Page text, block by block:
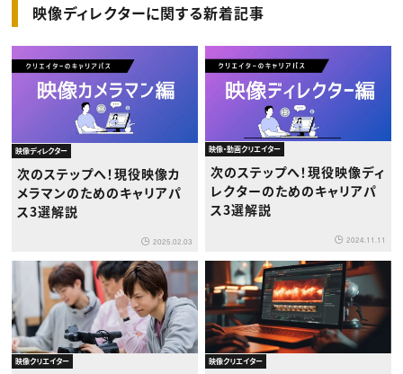
映像ディレクターに関する新着記事
映像ディレクター
次のステップへ！現役映像カ
メラマンのためのキャリアパ
ス3選解説
2025.02.03
映像・動画クリエイター
次のステップへ！現役映像ディ
レクターのためのキャリアパ
ス3選解説
2024.11.11
映像クリエイター 映像クリエイター